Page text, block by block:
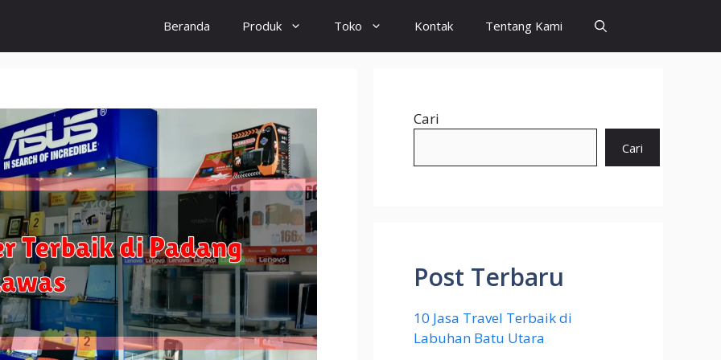
Beranda Produk Toko Kontak Tentang Kami
Cari
Cari
Post Terbaru
10 Jasa Travel Terbaik di
Labuhan Batu Utara